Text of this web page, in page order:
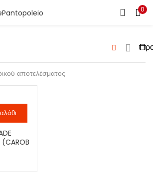
0
ΕΓΓΡΑΦΉ
ΧΡΉΣΤΗ ΚΑΙ ΤΟΝ ΚΩΔΙΚΌ
ΝΑ ΣΥΝΔΕΘΕΊΤΕ.
Ξεχάσατε τον κωδικό σας;
αποτελέσματος